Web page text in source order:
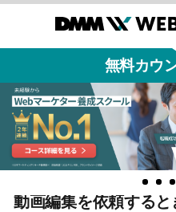
無料カウ
動画編集を依頼する